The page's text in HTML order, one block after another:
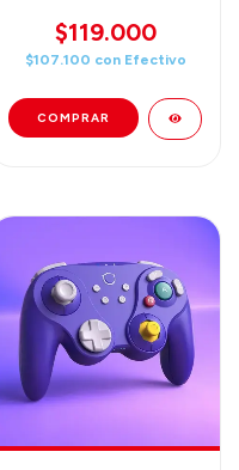
adaptador para
GameCube!)
$119.000
$107.100 con Efectivo